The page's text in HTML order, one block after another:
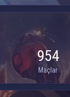
954
Maçlar